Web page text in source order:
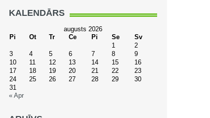
KALENDĀRS
augusts 2026
Pi
Ot Tr Ce Pi Se
Sv
1
2
3
4 5 6 7 8
9
10
11 12 13 14 15
16
17
18 19 20 21 22
23
24
25 26 27 28 29
30
31
« Apr